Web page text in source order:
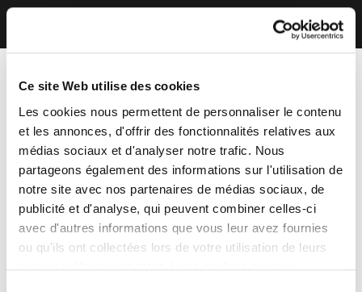
Ce site Web utilise des cookies
Les cookies nous permettent de personnaliser le contenu
et les annonces, d'offrir des fonctionnalités relatives aux
médias sociaux et d'analyser notre trafic. Nous
partageons également des informations sur l'utilisation de
notre site avec nos partenaires de médias sociaux, de
publicité et d'analyse, qui peuvent combiner celles-ci
avec d'autres informations que vous leur avez fournies
ou qu'ils ont collectées lors de votre utilisation de leurs